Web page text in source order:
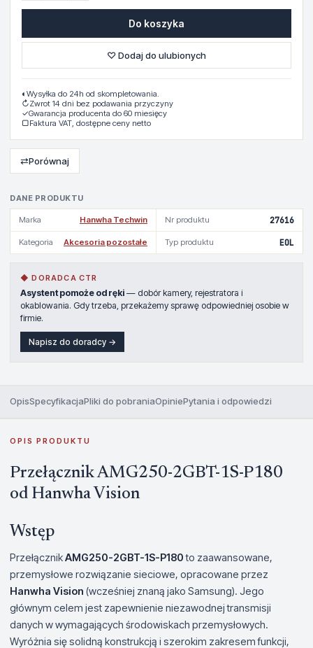
DANE PRODUKTU
Marka Hanwha Techwin Nr produktu 27616
Kategoria Akcesoria pozostałe Typ produktu EOL
◆ DORADCA CTR
Asystent pomoże od ręki — dobór kamery, rejestratora i
okablowania. Gdy trzeba, przekażemy sprawę odpowiedniej osobie w
firmie.
Napisz do doradcy →
Do koszyka
♡ Dodaj do ulubionych
◐ Wysyłka do 24h od skompletowania.
↻Zwrot 14 dni bez podawania przyczyny
✓Gwarancja producenta do 60 miesięcy
▢Faktura VAT, dostępne ceny netto
⇄Porównaj
OpisSpecyfikacjaPliki do pobraniaOpiniePytania i odpowiedzi
OPIS PRODUKTU
Przełącznik AMG250-2GBT-1S-P180
od Hanwha Vision
Wstęp
PrzełącznikAMG250-2GBT-1S-P180to zaawansowane,
przemysłowe rozwiązanie sieciowe, opracowane przez
Hanwha Vision (wcześniej znaną jako Samsung). Jego
głównym celem jest zapewnienie niezawodnej transmisji
danych w wymagających środowiskach przemysłowych.
Wyróżnia się solidną konstrukcją i szerokim zakresem funkcji,